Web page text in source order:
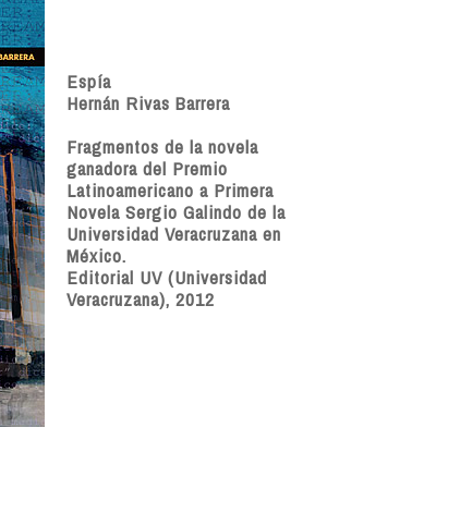
Espía
Hernán Rivas Barrera
Fragmentos de la novela
ganadora del Premio
Latinoamericano a Primera
Novela Sergio Galindo de la
Universidad Veracruzana en
México.
Editorial UV (Universidad
Veracruzana), 2012